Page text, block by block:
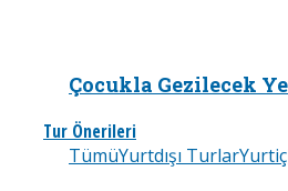
Çocukla Gezilecek
Tur Önerileri
TümüYurtdışı Turlar